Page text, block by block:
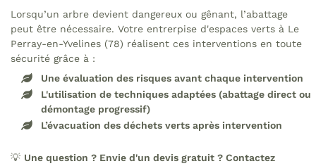
Lorsqu’un arbre devient dangereux ou gênant, l’abattage
peut être nécessaire. Votre entrerpise d'espaces verts à Le
Perray-en-Yvelines (78) réalisent ces interventions en toute
sécurité grâce à :
Une évaluation des risques avant chaque intervention
L'utilisation de techniques adaptées (abattage direct ou
démontage progressif)
L’évacuation des déchets verts après intervention
💡 Une question ? Envie d'un devis gratuit ? Contactez